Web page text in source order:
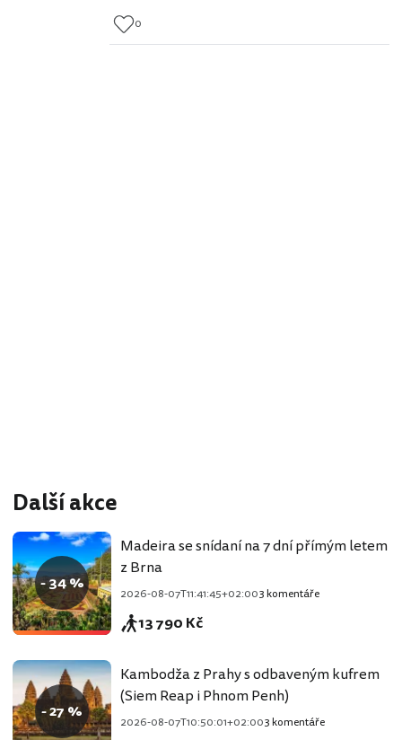
0
Další akce
- 34 %
Madeira se snídaní na 7 dní přímým letem
z Brna
2026-08-07T11:41:45+02:003 komentáře
13 790 Kč
- 27 %
Kambodža z Prahy s odbaveným kufrem
(Siem Reap i Phnom Penh)
2026-08-07T10:50:01+02:003 komentáře